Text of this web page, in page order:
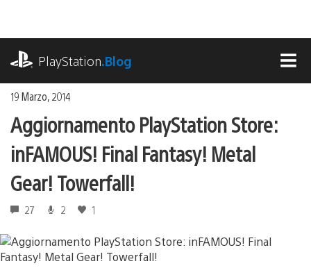
contenuto
PlayStation.Blog
19 Marzo, 2014
Aggiornamento PlayStation Store:
inFAMOUS! Final Fantasy! Metal
Gear! Towerfall!
27 2 1